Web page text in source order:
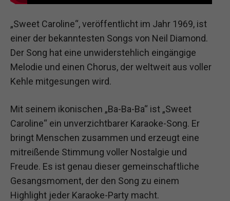
„Sweet Caroline“, veröffentlicht im Jahr 1969, ist
einer der bekanntesten Songs von Neil Diamond.
Der Song hat eine unwiderstehlich eingängige
Melodie und einen Chorus, der weltweit aus voller
Kehle mitgesungen wird.
Mit seinem ikonischen „Ba-Ba-Ba“ ist „Sweet
Caroline“ ein unverzichtbarer Karaoke-Song. Er
bringt Menschen zusammen und erzeugt eine
mitreißende Stimmung voller Nostalgie und
Freude. Es ist genau dieser gemeinschaftliche
Gesangsmoment, der den Song zu einem
Highlight jeder Karaoke-Party macht.